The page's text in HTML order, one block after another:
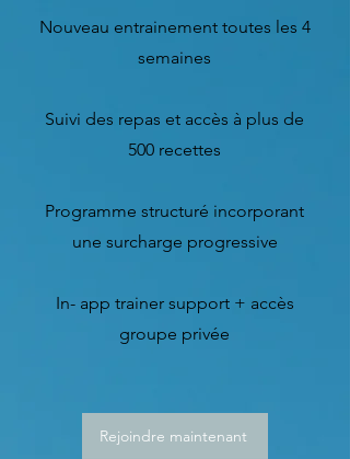
Nouveau entrainement toutes les 4
semaines
Suivi des repas et accès à plus de
500 recettes
Programme structuré incorporant
une surcharge progressive
In- app trainer support + accès
groupe privée
Rejoindre maintenant